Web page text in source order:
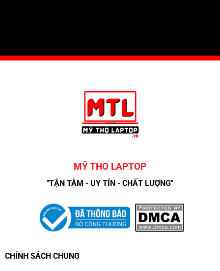
MỸ THO LAPTOP
"TẬN TÂM - UY TÍN - CHẤT LƯỢNG"
CHÍNH SÁCH CHUNG